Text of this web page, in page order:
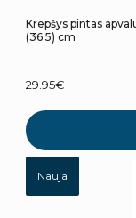
Krepšys pintas
(36.5) cm
29.95€
Nauja